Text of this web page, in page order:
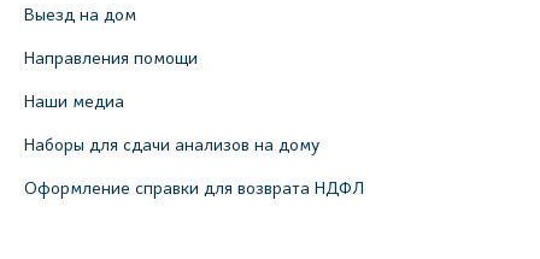
Выезд на дом
Направления помощи
Наши медиа
Наборы для сдачи анализов на дому
Оформление справки для возврата НДФЛ